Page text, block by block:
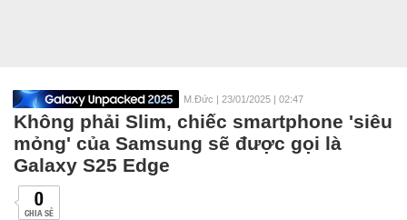
M.Đức | 23/01/2025 | 02:47
Không phải Slim, chiếc smartphone 'siêu
mỏng' của Samsung sẽ được gọi là
Galaxy S25 Edge
0
CHIA SẺ